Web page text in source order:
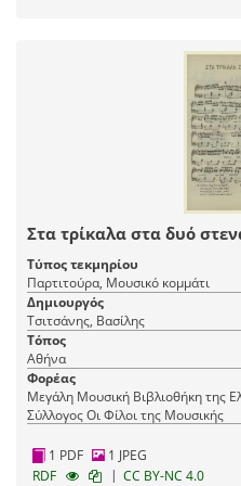
Στα τρίκαλα στα δυό
Τύπος τεκμηρίου
Παρτιτούρα, Μουσικό κομμάτι
Δημιουργός
Τσιτσάνης, Βασίλης
Τόπος
Αθήνα
Φορέας
Μεγάλη Μουσική Βιβλιοθήκη της
Σύλλογος Οι Φίλοι της Μουσικής
1 PDF
1 JPEG
RDF
| CC BY-NC 4.0